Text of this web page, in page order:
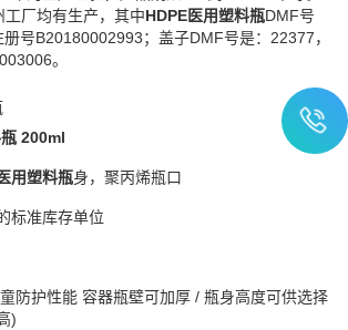
工厂均有生产，其中HDPE医用塑料瓶DMF号
号B20180002993；盖子DMF号是：22377，
。
200ml
用塑料瓶身，聚丙烯瓶口
准库存单位
护性能 容器瓶壁可加厚 / 瓶身高度可供选择
)